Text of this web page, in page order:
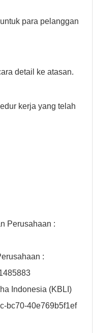
para pelanggan
detail ke atasan.
kerja yang telah
Perusahaan :
:
Indonesia (KBLI)
bc70-40e769b5f1ef